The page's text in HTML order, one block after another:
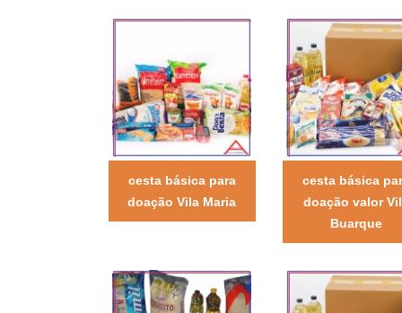
cesta básica para
doação Vila Maria
cesta básica
doação valor
Buarque